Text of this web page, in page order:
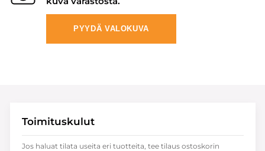
PYYDÄ VALOKUVA
Toimituskulut
Jos haluat tilata useita eri tuotteita, tee tilaus ostoskorin